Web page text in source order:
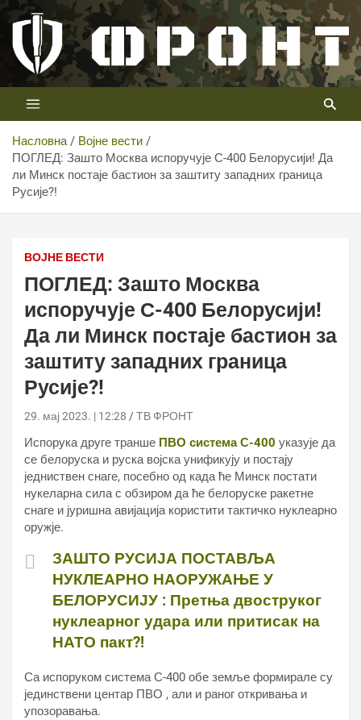
Скип
цонтент
Телевизија ФРОНТ
Први војни канал у Србији
Насловна
Војне вести
ПОГЛЕД: Зашто Москва испоручује С-400 Белорусији! Да
ли Минск постаје бастион за заштиту западних граница
Русије?!
ВОЈНЕ ВЕСТИ
ПОГЛЕД: Зашто Москва
испоручује С-400 Белорусији!
Да ли Минск постаје бастион за
заштиту западних граница
Русије?!
29. мај 2023. | 12:28 ТВ ФРОНТ
Испорука друге транше ПВО система С-400 указује да
се белоруска и руска војска унификују и постају
једниствен снаге, посебно од када ће Минск постати
нукеларна сила с обзиром да ће белоруске ракетне
снаге и јуришна авијација користити тактичко нуклеарно
оружје.
ЗАШТО РУСИЈА ПОСТАВЉА
НУКЛЕАРНО НАОРУЖАЊЕ У
БЕЛОРУСИЈУ : Претња двоструког
нуклеарног удара или притисак на
НАТО пакт?!
Са испоруком система С-400 обе земље формирале су
јединствени центар ПВО , али и раног откривања и
упозоравања.